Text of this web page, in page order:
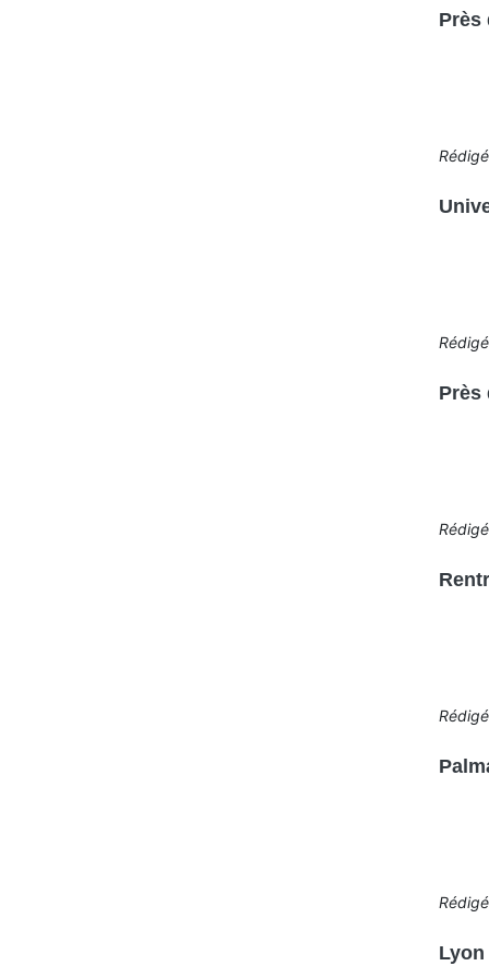
Près
Près